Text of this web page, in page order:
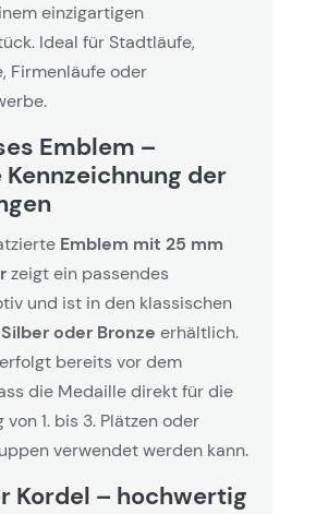
einzigartigen
Ideal für Stadtläufe,
Firmenläufe oder
Emblem –
der
Emblem mit 25 mm
zeigt ein passendes
und ist in den klassischen
oder Bronze erhältlich.
bereits vor dem
die Medaille direkt für die
1. bis 3. Plätzen oder
verwendet werden kann.
Kordel – hochwertig